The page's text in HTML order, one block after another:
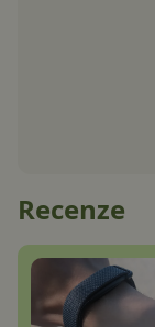
Recenze